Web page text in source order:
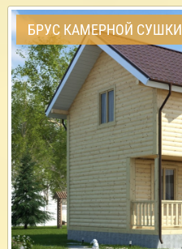
БРУС КАМЕРНОЙ СУШКИ